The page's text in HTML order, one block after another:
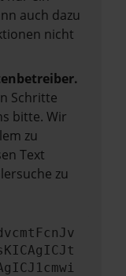
auch dazu
nicht
Schritte
bitte. Wir
zu
Text
zu